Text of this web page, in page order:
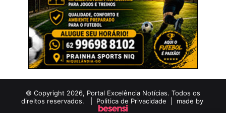
© Copyright 2026, Portal Excelência Notícias. Todos os
direitos reservados. | Politica de Privacidade | made by